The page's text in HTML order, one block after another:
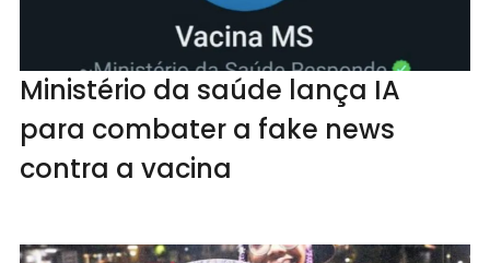
Ministério da saúde lança IA
para combater a fake news
contra a vacina